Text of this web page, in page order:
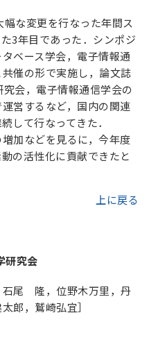
な変更を行なった年間ス
3年目であった．シンポジ
ベース学会，電子情報通
催の形で実施し，論文誌
会，電子情報通信学会の
営するなど，国内の関連
して行なってきた．
加などを見るに，今年度
の活性化に貢献できたと
上に戻る
研究会
石尾 隆，位野木万里，丹
郎，鷲崎弘宜］